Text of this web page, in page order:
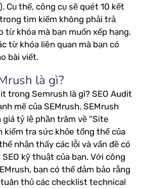
Cụ thể, công cụ sẽ quét 10 kết
tìm kiếm không phải trả
từ khóa mà bạn muốn xếp hạng.
từ khóa liên quan mà bạn có
bài viết.
là gì?
trong Semrush là gì? SEO Audit
mẽ của SEMrush. SEMrush
tỷ lệ phần trăm về “Site
kiểm tra sức khỏe tổng thể của
nhận thấy các lỗi và vấn đề có
kỹ thuật của bạn. Với công
bạn có thể đảm bảo rằng
thủ các checklist technical